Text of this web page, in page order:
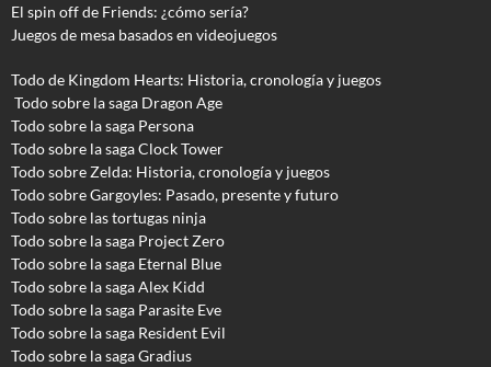
El spin off de Friends: ¿cómo sería?
Juegos de mesa basados en videojuegos
Todo de Kingdom Hearts: Historia, cronología y juegos
Todo sobre la saga Dragon Age
Todo sobre la saga Persona
Todo sobre la saga Clock Tower
Todo sobre Zelda: Historia, cronología y juegos
Todo sobre Gargoyles: Pasado, presente y futuro
Todo sobre las tortugas ninja
Todo sobre la saga Project Zero
Todo sobre la saga Eternal Blue
Todo sobre la saga Alex Kidd
Todo sobre la saga Parasite Eve
Todo sobre la saga Resident Evil
Todo sobre la saga Gradius